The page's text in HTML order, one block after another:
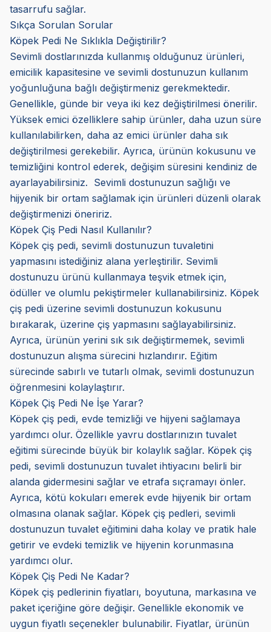
tasarrufu sağlar.
Sıkça Sorulan Sorular
Köpek Pedi Ne Sıklıkla Değiştirilir?
Sevimli dostlarınızda kullanmış olduğunuz ürünleri,
emicilik kapasitesine ve sevimli dostunuzun kullanım
yoğunluğuna bağlı değiştirmeniz gerekmektedir.
Genellikle, günde bir veya iki kez değiştirilmesi önerilir.
Yüksek emici özelliklere sahip ürünler, daha uzun süre
kullanılabilirken, daha az emici ürünler daha sık
değiştirilmesi gerekebilir. Ayrıca, ürünün kokusunu ve
temizliğini kontrol ederek, değişim süresini kendiniz de
ayarlayabilirsiniz. Sevimli dostunuzun sağlığı ve
hijyenik bir ortam sağlamak için ürünleri düzenli olarak
değiştirmenizi öneririz.
Köpek Çiş Pedi Nasıl Kullanılır?
Köpek çiş pedi, sevimli dostunuzun tuvaletini
yapmasını istediğiniz alana yerleştirilir. Sevimli
dostunuzu ürünü kullanmaya teşvik etmek için,
ödüller ve olumlu pekiştirmeler kullanabilirsiniz. Köpek
çiş pedi üzerine sevimli dostunuzun kokusunu
bırakarak, üzerine çiş yapmasını sağlayabilirsiniz.
Ayrıca, ürünün yerini sık sık değiştirmemek, sevimli
dostunuzun alışma sürecini hızlandırır. Eğitim
sürecinde sabırlı ve tutarlı olmak, sevimli dostunuzun
öğrenmesini kolaylaştırır.
Köpek Çiş Pedi Ne İşe Yarar?
Köpek çiş pedi, evde temizliği ve hijyeni sağlamaya
yardımcı olur. Özellikle yavru dostlarınızın tuvalet
eğitimi sürecinde büyük bir kolaylık sağlar. Köpek çiş
pedi, sevimli dostunuzun tuvalet ihtiyacını belirli bir
alanda gidermesini sağlar ve etrafa sıçramayı önler.
Ayrıca, kötü kokuları emerek evde hijyenik bir ortam
olmasına olanak sağlar. Köpek çiş pedleri, sevimli
dostunuzun tuvalet eğitimini daha kolay ve pratik hale
getirir ve evdeki temizlik ve hijyenin korunmasına
yardımcı olur.
Köpek Çiş Pedi Ne Kadar?
Köpek çiş pedlerinin fiyatları, boyutuna, markasına ve
paket içeriğine göre değişir. Genellikle ekonomik ve
uygun fiyatlı seçenekler bulunabilir. Fiyatlar, ürünün